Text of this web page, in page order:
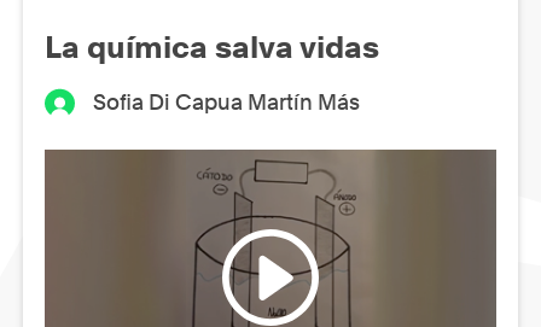
La química salva vidas
Sofia Di Capua Martín Más